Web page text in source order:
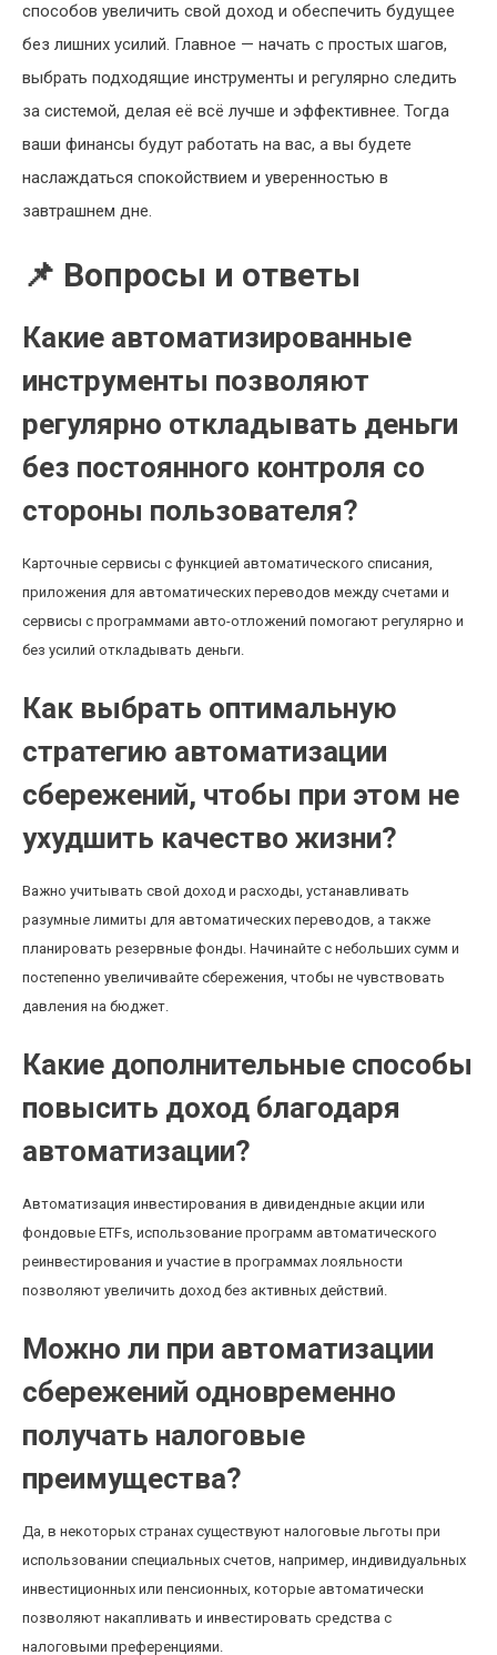
способов увеличить свой доход и обеспечить будущее
без лишних усилий. Главное — начать с простых шагов,
выбрать подходящие инструменты и регулярно следить
за системой, делая её всё лучше и эффективнее. Тогда
ваши финансы будут работать на вас, а вы будете
наслаждаться спокойствием и уверенностью в
завтрашнем дне.
📌 Вопросы и ответы
Какие автоматизированные
инструменты позволяют
регулярно откладывать деньги
без постоянного контроля со
стороны пользователя?
Карточные сервисы с функцией автоматического списания,
приложения для автоматических переводов между счетами и
сервисы с программами авто-отложений помогают регулярно и
без усилий откладывать деньги.
Как выбрать оптимальную
стратегию автоматизации
сбережений, чтобы при этом не
ухудшить качество жизни?
Важно учитывать свой доход и расходы, устанавливать
разумные лимиты для автоматических переводов, а также
планировать резервные фонды. Начинайте с небольших сумм и
постепенно увеличивайте сбережения, чтобы не чувствовать
давления на бюджет.
Какие дополнительные способы
повысить доход благодаря
автоматизации?
Автоматизация инвестирования в дивидендные акции или
фондовые ETFs, использование программ автоматического
реинвестирования и участие в программах лояльности
позволяют увеличить доход без активных действий.
Можно ли при автоматизации
сбережений одновременно
получать налоговые
преимущества?
Да, в некоторых странах существуют налоговые льготы при
использовании специальных счетов, например, индивидуальных
инвестиционных или пенсионных, которые автоматически
позволяют накапливать и инвестировать средства с
налоговыми преференциями.